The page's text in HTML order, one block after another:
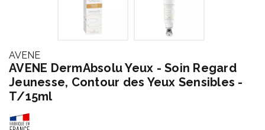
AVENE
AVENE DermAbsolu Yeux - Soin Regard
Jeunesse, Contour des Yeux Sensibles -
T/15ml